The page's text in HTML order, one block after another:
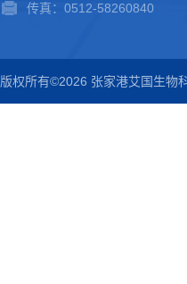
传真：0512-58260840
版权所有©2026 张家港艾国生物